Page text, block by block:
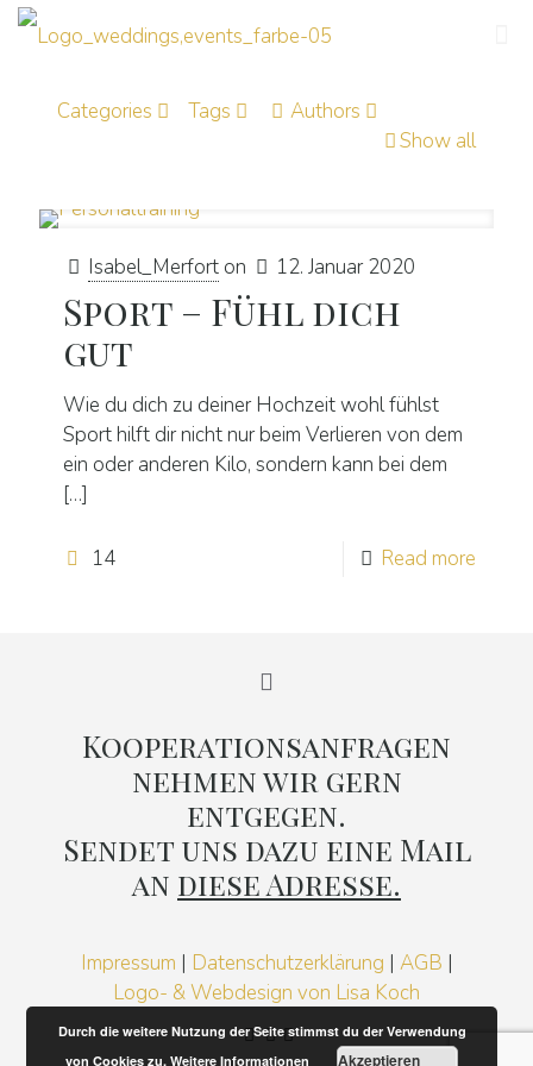
Categories Tags
Authors
Show all
Isabel_Merfort on 12. Januar 2020
Sport – Fühl dich
gut
Wie du dich zu deiner Hochzeit wohl fühlst
Sport hilft dir nicht nur beim Verlieren von dem
ein oder anderen Kilo, sondern kann bei dem
[…]
14 Read more
Kooperationsanfragen
nehmen wir gern
entgegen.
Sendet uns dazu eine Mail
an diese Adresse.
Impressum | Datenschutzerklärung | AGB |
Logo- & Webdesign von Lisa Koch
Durch die weitere Nutzung der Seite stimmst du der Verwendung
von Cookies zu.Weitere Informationen Akzeptieren